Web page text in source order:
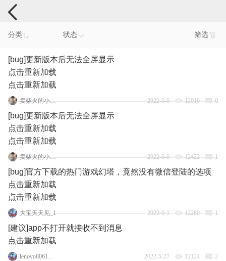
手机反馈
分类 状态 筛选
[bug]更新版本后无法全屏显示
点击重新加载
点击重新加载
卖柴火的小哥哥 2022-6-6 12016 0
[bug]更新版本后无法全屏显示
点击重新加载
点击重新加载
卖柴火的小哥哥 2022-6-6 12422 1
[bug]官方下载的热门游戏幻塔，竟然没有微信登陆的选项
点击重新加载
点击重新加载
大宝天天见_1 2022-6-1 12280 1
[建议]app不打开就接收不到消息
点击重新加载
lenovo80619523 2022-5-27 12124 2